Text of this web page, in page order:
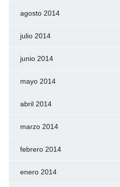
agosto 2014
julio 2014
junio 2014
mayo 2014
abril 2014
marzo 2014
febrero 2014
enero 2014